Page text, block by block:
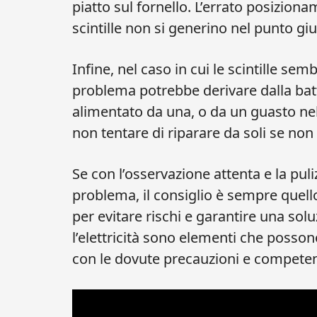
piatto sul fornello. L’errato
scintille non si generino nel punto
Infine, nel caso in cui le scintille
problema potrebbe derivare dalla
alimentato da una, o da un guasto
non tentare di riparare da soli se
Se con l’osservazione attenta e la
problema, il consiglio è sempre
per evitare rischi e garantire una
l’elettricità sono elementi che
con le dovute precauzioni e